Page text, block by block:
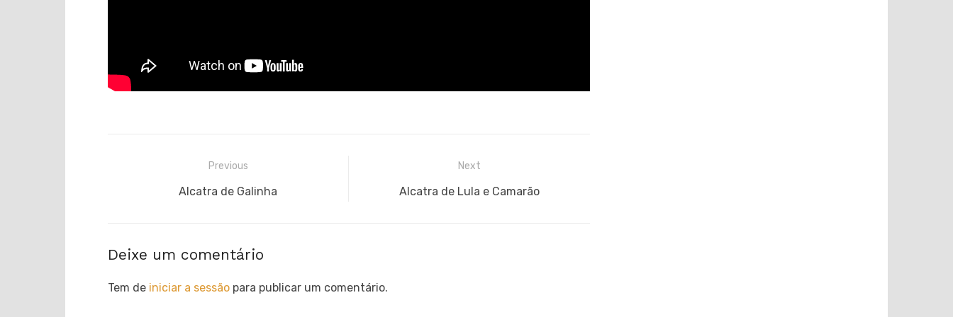
NavegaçãoPrevious
Previous
Alcatra de Galinha
Next
Next
Alcatra de Lula e Camarão
Deixe um comentário
Tem de iniciar a sessão para publicar um comentário.